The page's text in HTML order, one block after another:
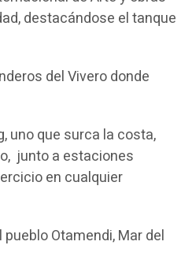
destacándose el tanque
del Vivero donde
que surca la costa,
junto a estaciones
en cualquier
Otamendi, Mar del